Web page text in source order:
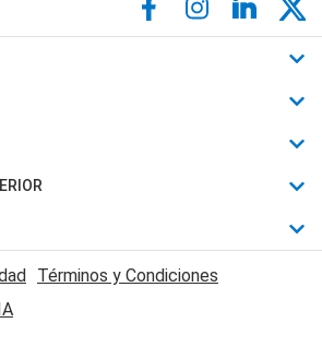
Términos y Condiciones